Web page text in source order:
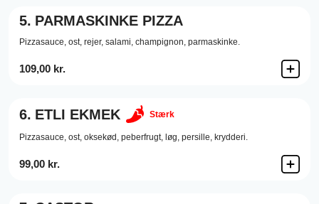
5. PARMASKINKE PIZZA
Pizzasauce, ost, rejer, salami, champignon, parmaskinke.
109,00 kr.
6. ETLI EKMEK Stærk
Pizzasauce, ost, oksekød, peberfrugt, løg, persille, krydderi.
99,00 kr.